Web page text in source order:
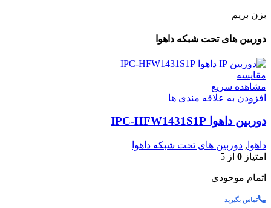
بزن بریم
دوربین های تحت شبکه داهوا
مقایسه
مشاهده سریع
افزودن به علاقه مندی ها
دوربین داهوا IPC-HFW1431S1P
داهوا , دوربین های تحت شبکه داهوا
امتیاز 0 از 5
اتمام موحودی
تماس بگیرید